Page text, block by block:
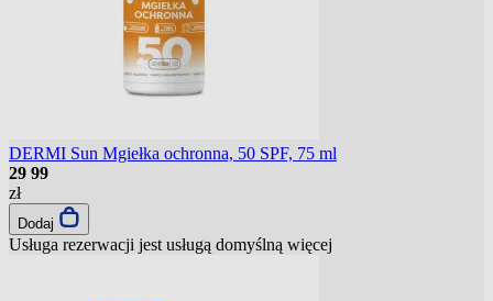
DERMI Sun Mgiełka ochronna, 50 SPF, 75 ml
29 99
zł
Dodaj
Usługa rezerwacji jest usługą domyślną więcej